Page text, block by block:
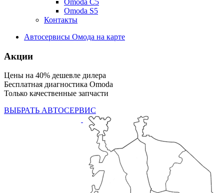
Omoda C5
Omoda S5
Контакты
Автосервисы Омода на карте
Акции
Цены на 40% дешевле дилера
Бесплатная диагностика Omoda
Только качественные запчасти
ВЫБРАТЬ АВТОСЕРВИС